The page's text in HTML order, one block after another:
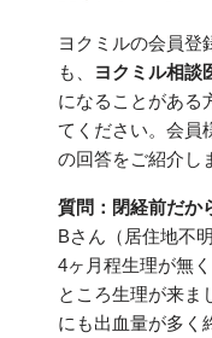
ヨクミルの会員登
も、
ヨクミル相談
になることがある
てください。会員
の回答をご紹介し
質問：閉経前だか
Bさん（居住地不
4ヶ月程生理が無
ところ生理が来ま
にも出血量が多く